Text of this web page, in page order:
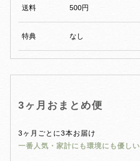
送料 500円
特典 なし
3ヶ月おまとめ便
3ヶ月ごとに3本お届け
一番人気・家計にも環境にも優しい